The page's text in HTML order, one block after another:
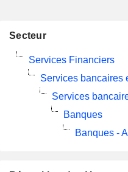
Secteur
Services Financiers
Services bancaires
Services
Banques
Banques -